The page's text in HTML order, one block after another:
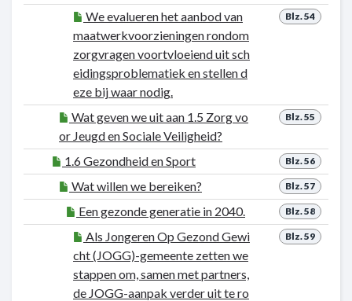
Blz. 54
We evalueren het aanbod van
maatwerkvoorzieningen rondom
zorgvragen voortvloeiend uit sch
eidingsproblematiek en stellen d
eze bij waar nodig.
Blz. 55
Wat geven we uit aan 1.5 Zorg vo
or Jeugd en Sociale Veiligheid?
Blz. 56
1.6 Gezondheid en Sport
Blz. 57
Wat willen we bereiken?
Blz. 58
Een gezonde generatie in 2040.
Blz. 59
Als Jongeren Op Gezond Gewi
cht (JOGG)-gemeente zetten we
stappen om, samen met partners,
de JOGG-aanpak verder uit te ro